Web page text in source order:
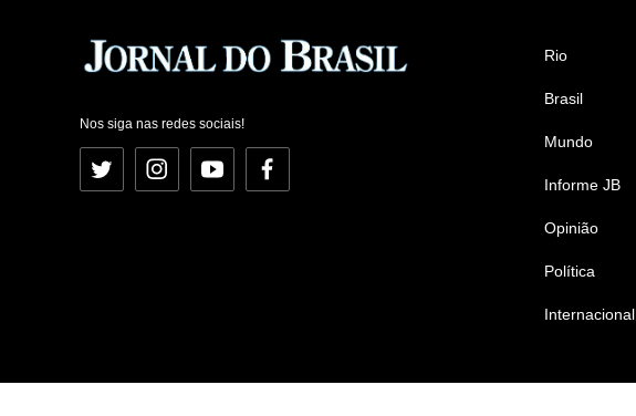
Nos siga nas redes sociais!
Twitter InstagramYouTubeFacebook
Rio
Brasil
Mundo
Informe JB
Opinião
Política
Internacional